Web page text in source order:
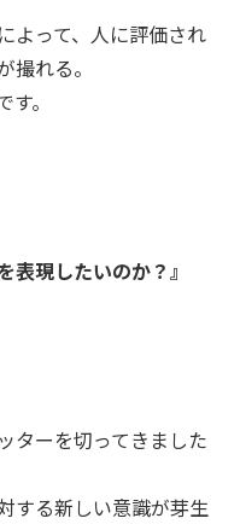
よって、人に評価され
れる。
。
表現したいのか？』
ターを切ってきました
する新しい意識が芽生